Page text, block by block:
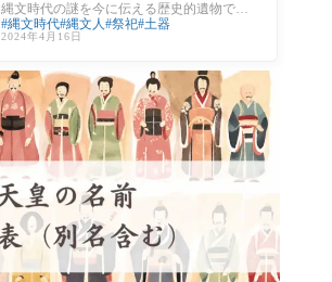
縄文時代の謎を今に伝える歴史的遺物で
す。この独特な形状の土器は、縄文時代中
期に作ら
縄文時代 縄文人 祭祀 土器
2024年4月16日